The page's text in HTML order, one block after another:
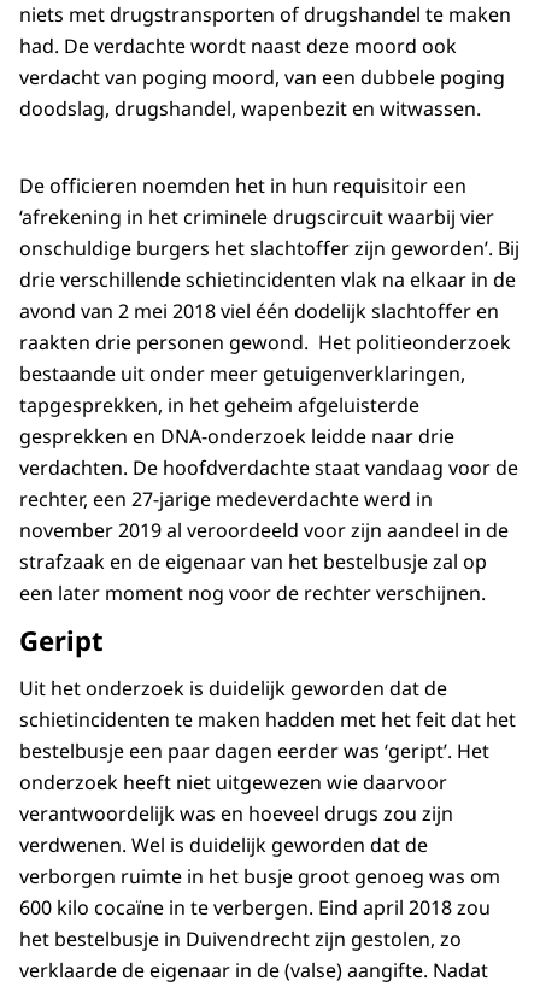
niets met drugstransporten of drugshandel te maken
had. De verdachte wordt naast deze moord ook
verdacht van poging moord, van een dubbele poging
doodslag, drugshandel, wapenbezit en witwassen.
De officieren noemden het in hun requisitoir een
‘afrekening in het criminele drugscircuit waarbij vier
onschuldige burgers het slachtoffer zijn geworden’. Bij
drie verschillende schietincidenten vlak na elkaar in de
avond van 2 mei 2018 viel één dodelijk slachtoffer en
raakten drie personen gewond. Het politieonderzoek
bestaande uit onder meer getuigenverklaringen,
tapgesprekken, in het geheim afgeluisterde
gesprekken en DNA-onderzoek leidde naar drie
verdachten. De hoofdverdachte staat vandaag voor de
rechter, een 27-jarige medeverdachte werd in
november 2019 al veroordeeld voor zijn aandeel in de
strafzaak en de eigenaar van het bestelbusje zal op
een later moment nog voor de rechter verschijnen.
Geript
Uit het onderzoek is duidelijk geworden dat de
schietincidenten te maken hadden met het feit dat het
bestelbusje een paar dagen eerder was ‘geript’. Het
onderzoek heeft niet uitgewezen wie daarvoor
verantwoordelijk was en hoeveel drugs zou zijn
verdwenen. Wel is duidelijk geworden dat de
verborgen ruimte in het busje groot genoeg was om
600 kilo cocaïne in te verbergen. Eind april 2018 zou
het bestelbusje in Duivendrecht zijn gestolen, zo
verklaarde de eigenaar in de (valse) aangifte. Nadat